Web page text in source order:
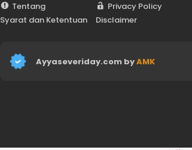
Tentang Privacy Policy
Syarat dan Ketentuan
Disclaimer
Ayyaseveriday.com byAMK